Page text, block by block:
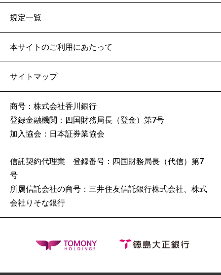
点字ブロック
店舗入り口からATMまで誘導するブロックを設置して
います。
コミュニケーションボード
規定一覧
本サイトのご利用にあたって
サイトマップ
商号：株式会社香川銀行
登録金融機関：四国財務局長（登金）第7号
加入協会：日本証券業協会
信託契約代理業 登録番号：四国財務局長（代信）第7
号
所属信託会社の商号：三井住友信託銀行株式会社、株式
会社りそな銀行